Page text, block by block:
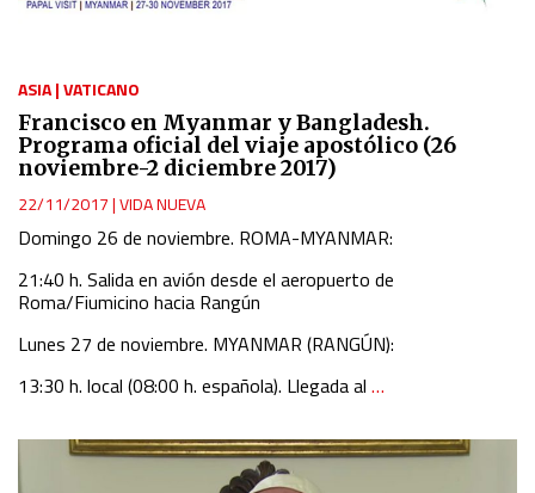
ASIA|VATICANO
Francisco en Myanmar y Bangladesh.
Programa oficial del viaje apostólico (26
noviembre-2 diciembre 2017)
22/11/2017|VIDA NUEVA
Domingo 26 de noviembre. ROMA-MYANMAR:
21:40 h. Salida en avión desde el aeropuerto de
Roma/Fiumicino hacia Rangún
Lunes 27 de noviembre. MYANMAR (RANGÚN):
13:30 h. local (08:00 h. española). Llegada al …